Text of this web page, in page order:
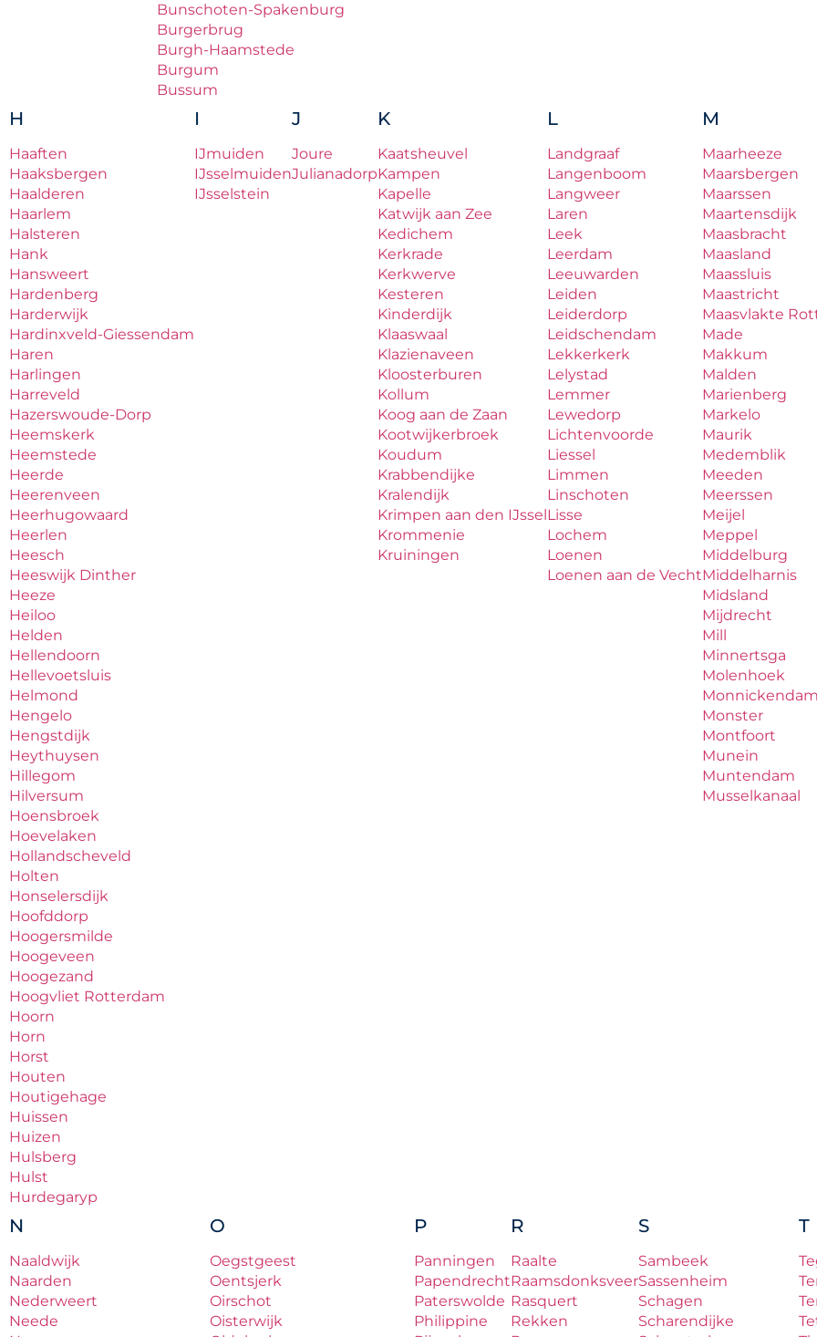
Bunschoten-Spakenburg
Burgerbrug
Burgh-Haamstede
Burgum
Bussum
H
Haaften
Haaksbergen
Haalderen
Haarlem
Halsteren
Hank
Hansweert
Hardenberg
Harderwijk
Hardinxveld-Giessendam
Haren
Harlingen
Harreveld
Hazerswoude-Dorp
Heemskerk
Heemstede
Heerde
Heerenveen
Heerhugowaard
Heerlen
Heesch
Heeswijk Dinther
Heeze
Heiloo
Helden
Hellendoorn
Hellevoetsluis
Helmond
Hengelo
Hengstdijk
Heythuysen
Hillegom
Hilversum
Hoensbroek
Hoevelaken
Hollandscheveld
Holten
Honselersdijk
Hoofddorp
Hoogersmilde
Hoogeveen
Hoogezand
Hoogvliet Rotterdam
Hoorn
Horn
Horst
Houten
Houtigehage
Huissen
Huizen
Hulsberg
Hulst
Hurdegaryp
I
IJmuiden
IJsselmuiden
IJsselstein
J
Joure
Julianadorp
K
Kaatsheuvel
Kampen
Kapelle
Katwijk aan Zee
Kedichem
Kerkrade
Kerkwerve
Kesteren
Kinderdijk
Klaaswaal
Klazienaveen
Kloosterburen
Kollum
Koog aan de Zaan
Kootwijkerbroek
Koudum
Krabbendijke
Kralendijk
Krimpen aan den IJssel
Krommenie
Kruiningen
L
Landgraaf
Langenboom
Langweer
Laren
Leek
Leerdam
Leeuwarden
Leiden
Leiderdorp
Leidschendam
Lekkerkerk
Lelystad
Lemmer
Lewedorp
Lichtenvoorde
Liessel
Limmen
Linschoten
Lisse
Lochem
Loenen
Loenen aan de Vecht
M
Maarheeze
Maarsbergen
Maarssen
Maartensdijk
Maasbracht
Maasland
Maassluis
Maastricht
Maasvlakte
Made
Makkum
Malden
Marienberg
Markelo
Maurik
Medemblik
Meeden
Meerssen
Meijel
Meppel
Middelburg
Middelharnis
Midsland
Mijdrecht
Mill
Minnertsga
Molenhoek
Monnickendam
Monster
Montfoort
Munein
Muntendam
Musselkanaal
N
Naaldwijk
Naarden
Nederweert
Neede
O
Oegstgeest
Oentsjerk
Oirschot
Oisterwijk
P
Panningen
Papendrecht
Paterswolde
Philippine
R
Raalte
Raamsdonksveer
Rasquert
Rekken
S
Sambeek
Sassenheim
Schagen
Scharendijke
T